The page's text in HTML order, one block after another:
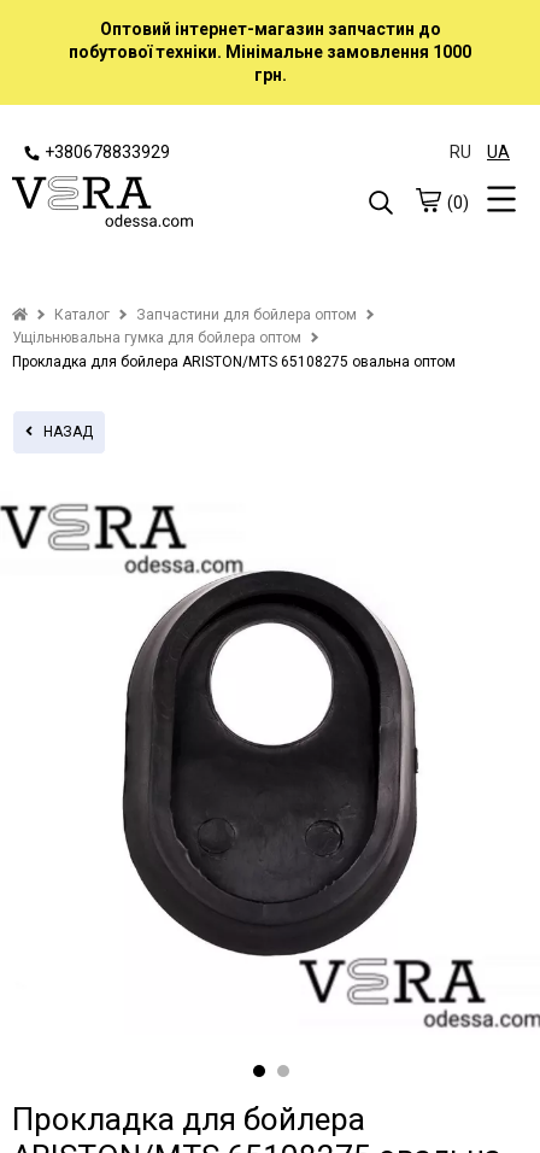
Оптовий інтернет-магазин запчастин до
побутової техніки. Мінімальне замовлення 1000
грн.
+380678833929 RU UA
(0)
Каталог
Запчастини для бойлера оптом
Ущільнювальна гумка для бойлера оптом
Прокладка для бойлера ARISTON/MTS 65108275 овальна оптом
НАЗАД
Прокладка для бойлера